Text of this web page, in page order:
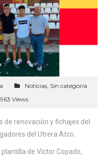
Noticias Sin categoría
Views
de renovación y fichajes del
del Utrera Atco.
de Víctor Copado,